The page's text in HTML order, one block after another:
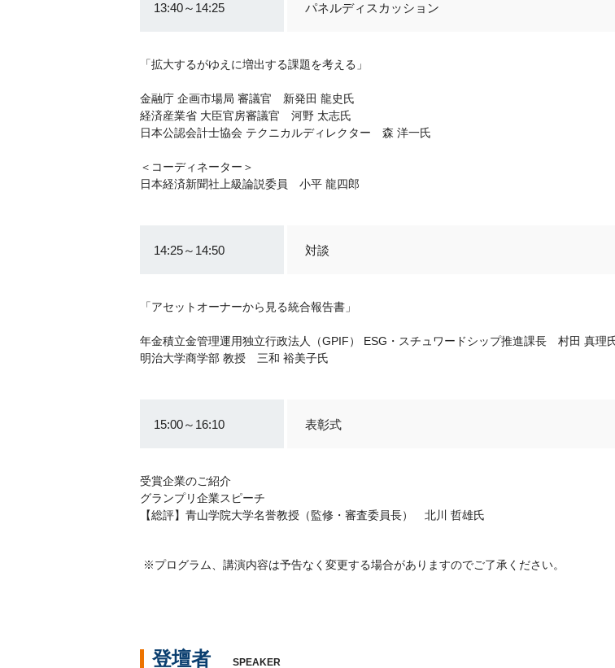
13:40～14:25 パネルディスカッション
「拡大するがゆえに増出する課題を考える」
金融庁 企画市場局 審議官 新発田 龍史氏
経済産業省 大臣官房審議官 河野 太志氏
日本公認会計士協会 テクニカルディレクター 森 洋一氏
＜コーディネーター＞
日本経済新聞社上級論説委員 小平 龍四郎
14:25～14:50 対談
「アセットオーナーから見る統合報告書」
年金積立金管理運用独立行政法人（GPIF） ESG・スチュワードシップ推進課長 村田 真理
明治大学商学部 教授 三和 裕美子氏
15:00～16:10 表彰式
受賞企業のご紹介
グランプリ企業スピーチ
【総評】青山学院大学名誉教授（監修・審査委員長） 北川 哲雄氏
※プログラム、講演内容は予告なく変更する場合がありますのでご了承ください。
登壇者 SPEAKER